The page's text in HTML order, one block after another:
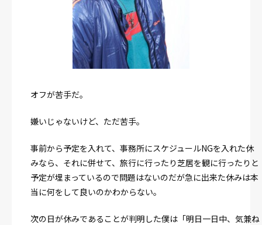
オフが苦手だ。
嫌いじゃないけど、ただ苦手。
事前から予定を入れて、事務所にスケジュールNGを入れた休
みなら、それに併せて、旅行に行ったり芝居を観に行ったりと
予定が埋まっているので問題はないのだが急に出来た休みは本
当に何をして良いのかわからない。
次の日が休みであることが判明した僕は「明日一日中、気兼ね